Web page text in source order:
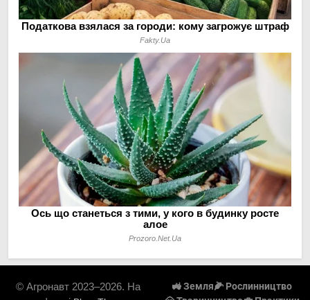
© Агронавт 2023–2026. На
🚜 Земля🌽 Рослинництво